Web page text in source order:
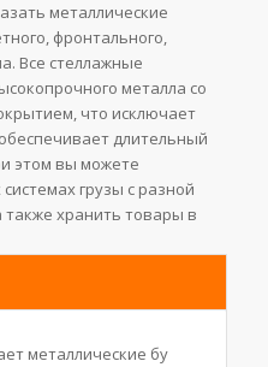
металлические
фронтального,
Все стеллажные
металла со
что исключает
длительный
этом вы можете
грузы с разной
хранить товары в
металлические бу